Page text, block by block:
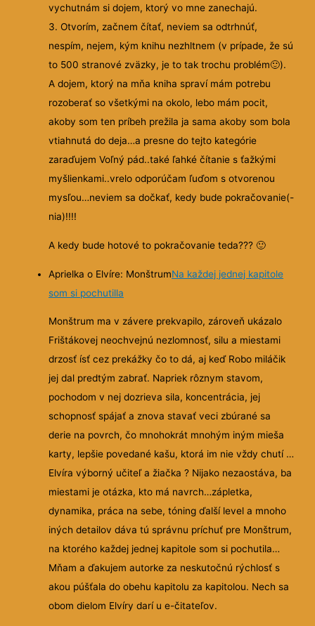
vychutnám si dojem, ktorý vo mne zanechajú.
3. Otvorím, začnem čítať, neviem sa odtrhnúť,
nespím, nejem, kým knihu nezhltnem (v prípade, že sú
to 500 stranové zväzky, je to tak trochu problém🙂).
A dojem, ktorý na mňa kniha spraví mám potrebu
rozoberať so všetkými na okolo, lebo mám pocit,
akoby som ten príbeh prežila ja sama akoby som bola
vtiahnutá do deja…a presne do tejto kategórie
zaraďujem Voľný pád..také ľahké čítanie s ťažkými
myšlienkami..vrelo odporúčam ľuďom s otvorenou
mysľou…neviem sa dočkať, kedy bude pokračovanie(-
nia)!!!!
A kedy bude hotové to pokračovanie teda???🙂
Aprielka o Elvíre: MonštrumNa každej jednej kapitole
som si pochutilla
Monštrum ma v závere prekvapilo, zároveň ukázalo
Frištákovej neochvejnú nezlomnosť, silu a miestami
drzosť ísť cez prekážky čo to dá, aj keď Robo miláčik
jej dal predtým zabrať. Napriek rôznym stavom,
pochodom v nej dozrieva sila, koncentrácia, jej
schopnosť spájať a znova stavať veci zbúrané sa
derie na povrch, čo mnohokrát mnohým iným mieša
karty, lepšie povedané kašu, ktorá im nie vždy chutí …
Elvíra výborný učiteľ a žiačka ? Nijako nezaostáva, ba
miestami je otázka, kto má navrch…zápletka,
dynamika, práca na sebe, tóning ďalší level a mnoho
iných detailov dáva tú správnu príchuť pre Monštrum,
na ktorého každej jednej kapitole som si pochutila…
Mňam a ďakujem autorke za neskutočnú rýchlosť s
akou púšťala do obehu kapitolu za kapitolou. Nech sa
obom dielom Elvíry darí u e-čitateľov.